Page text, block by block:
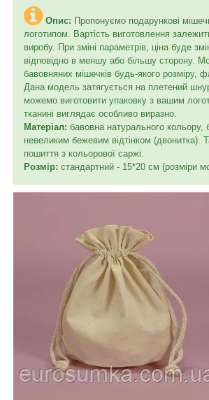
Опис: Пропонуємо подарункові
логотипом. Вартість виготовлення
виробу. При зміні параметрів, ціна буде
відповідно в меншу або більшу сторону.
бавовняних мішечків будь-якого розміру,
Дана модель затягується на плетений
можемо виготовити упаковку з вашим
тканині виглядає особливо виразно.
Матеріал: бавовна натурального кольору,
невеликим бежевим відтінком (двонитка).
пошиття з кольорової саржі.
Розмір: стандартний - 15*20 см (розміри